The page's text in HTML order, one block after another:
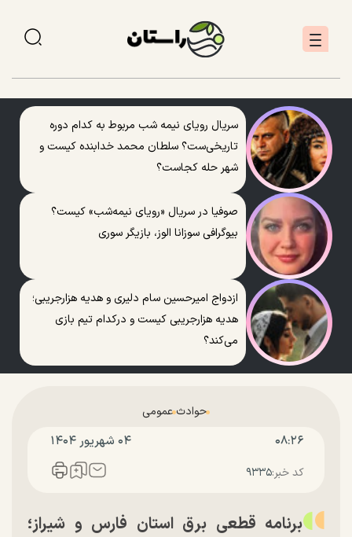
سریال رویای نیمه شب مربوط به کدام دوره
تاریخی‌ست؟ سلطان محمد خدابنده کیست و
شهر حله کجاست؟
صوفیا در سریال «رویای نیمه‌شب» کیست؟
بیوگرافی سوزانا الوز، بازیگر سوری
ازدواج امیرحسین سام دلیری و هدیه هزارجریبی؛
هدیه هزارجریبی کیست و درکدام تیم بازی
می‌کند؟
حوادث عمومی
۰۸:۲۶ ۰۴ شهريور ۱۴۰۴
کد خبر:۹۳۳۵
برنامه قطعی برق استان فارس و شیراز؛